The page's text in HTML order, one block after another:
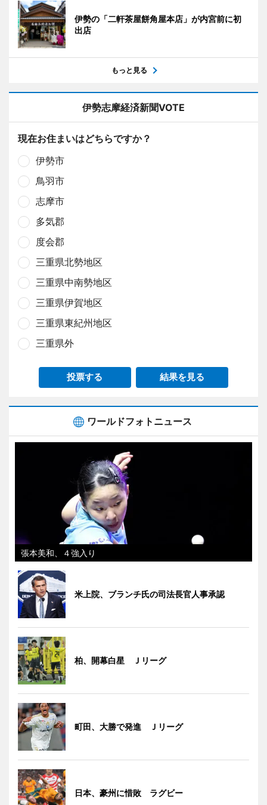
伊勢の「二軒茶屋餅角屋本店」が内宮前に初
出店
もっと見る
伊勢志摩経済新聞VOTE
現在お住まいはどちらですか？
伊勢市
鳥羽市
志摩市
多気郡
度会郡
三重県北勢地区
三重県中南勢地区
三重県伊賀地区
三重県東紀州地区
三重県外
投票する 結果を見る
ワールドフォトニュース
張本美和、４強入り
米上院、ブランチ氏の司法長官人事承認
柏、開幕白星 Ｊリーグ
町田、大勝で発進 Ｊリーグ
日本、豪州に惜敗 ラグビー